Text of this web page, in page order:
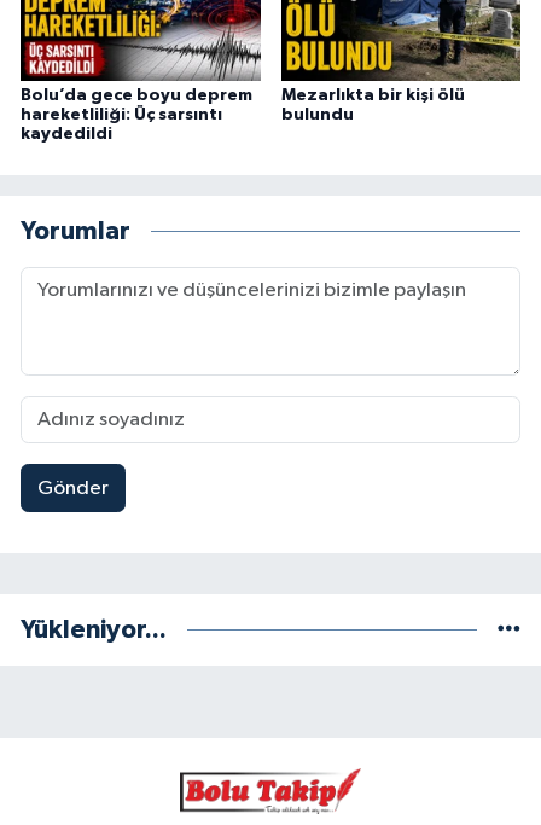
Bolu’da gece boyu deprem
hareketliliği: Üç sarsıntı
kaydedildi
Mezarlıkta bir kişi ölü
bulundu
Yorumlar
Gönder
Yükleniyor...